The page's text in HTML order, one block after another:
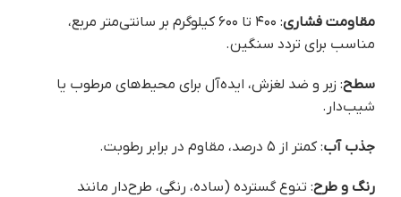
مقاومت فشاری
: ۴۰۰ تا ۶۰۰ کیلوگرم بر سانتی‌متر مربع،
مناسب برای تردد سنگین.
سطح: زبر و ضد لغزش، ایده‌آل برای محیط‌های مرطوب یا
شیب‌دار.
جذب آب: کمتر از ۵ درصد، مقاوم در برابر رطوبت.
رنگ و طرح: تنوع گسترده (ساده، رنگی، طرح‌دار مانند